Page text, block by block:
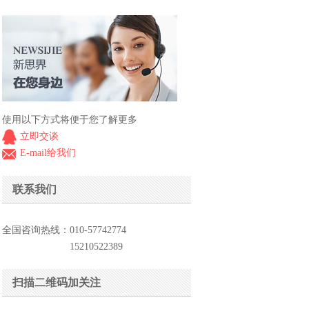
使用以下方式将便于您了解更多
立即交谈
E-mail给我们
联系我们
全国咨询热线：010-57742774
15210522389
扫描二维码加关注